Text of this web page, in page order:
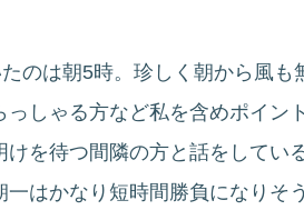
のは朝5時。珍しく朝から風も
しゃる方など私を含めポイン
を待つ間隣の方と話をしてい
はかなり短時間勝負になりそう